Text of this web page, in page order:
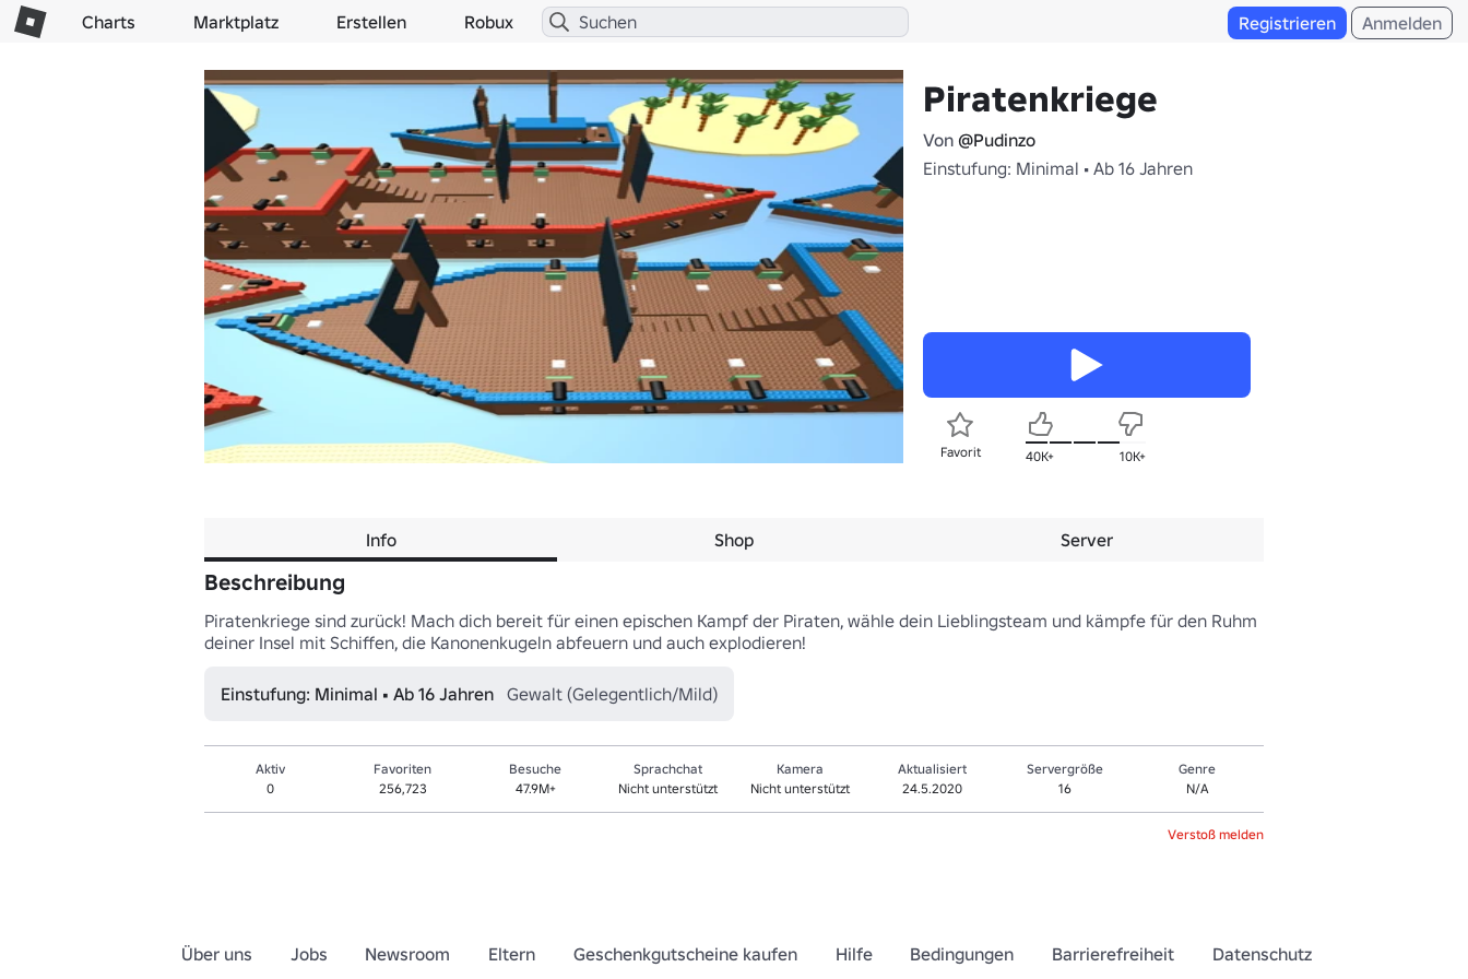
Charts Marktplatz Erstellen Robux Registrieren Anmelden
Piratenkriege
Von @Pudinzo
Einstufung: Minimal • Ab 16 Jahren
Favorit 40K+ 10K+
Info Shop Server
Beschreibung
Piratenkriege sind zurück! Mach dich bereit für einen epischen Kampf der Piraten, wähle dein Lieblingsteam und kämpfe für den Ruhm
deiner Insel mit Schiffen, die Kanonenkugeln abfeuern und auch explodieren!
Einstufung: Minimal • Ab 16 Jahren Gewalt (Gelegentlich/Mild)
Aktiv
0
Favoriten
256,723
Besuche
47.9M+
Sprachchat
Nicht unterstützt
Kamera
Nicht unterstützt
Aktualisiert
24.5.2020
Servergröße
16
Genre
N/A
Verstoß melden
Über uns Jobs Newsroom Eltern Geschenkgutscheine kaufen Hilfe Bedingungen Barrierefreiheit Datenschutz